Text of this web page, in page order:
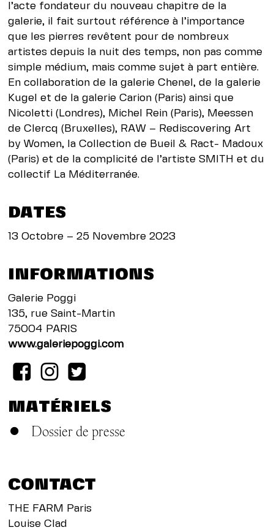
l’acte fondateur du nouveau chapitre de la
galerie, il fait surtout référence à l’importance
que les pierres revêtent pour de nombreux
artistes depuis la nuit des temps, non pas comme
simple médium, mais comme sujet à part entière.
En collaboration de la galerie Chenel, de la galerie
Kugel et de la galerie Carion (Paris) ainsi que
Nicoletti (Londres), Michel Rein (Paris), Meessen
de Clercq (Bruxelles), RAW – Rediscovering Art
by Women, la Collection de Bueil & Ract- Madoux
(Paris) et de la complicité de l’artiste SMITH et du
collectif La Méditerranée.
DATES
13 Octobre – 25 Novembre 2023
INFORMATIONS
Galerie Poggi
135, rue Saint-Martin
75004 PARIS
www.galeriepoggi.com
MATÉRIELS
Dossier de presse
CONTACT
THE FARM Paris
Louise Clad